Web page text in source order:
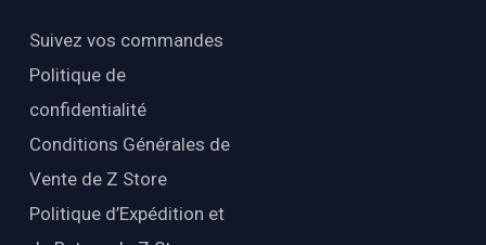
Suivez vos commandes
Politique de
confidentialité
Conditions Générales de
Vente de Z Store
Politique d’Expédition et